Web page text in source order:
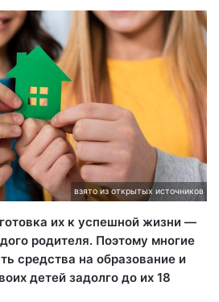
взято из открытых источников
их к успешной жизни —
родителя. Поэтому многие
средства на образование и
детей задолго до их 18